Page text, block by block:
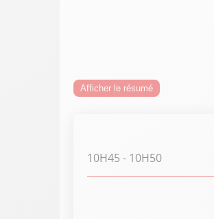
Afficher le résumé
10H45 - 10H50